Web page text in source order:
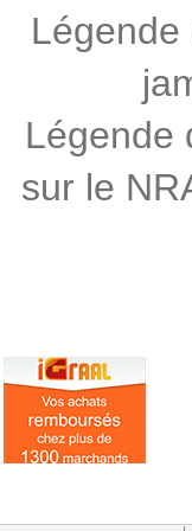
Légende
Légende
sur le